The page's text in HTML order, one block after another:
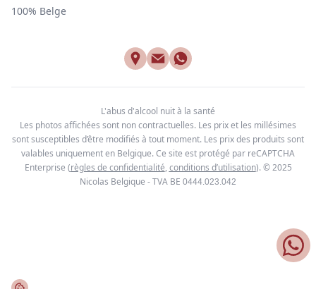
100% Belge
L'abus d'alcool nuit à la santé
Les photos affichées sont non contractuelles. Les prix et les millésimes
sont susceptibles d’être modifiés à tout moment. Les prix des produits sont
valables uniquement en Belgique. Ce site est protégé par reCAPTCHA
Enterprise (règles de confidentialité, conditions d’utilisation). © 2025
Nicolas Belgique - TVA BE 0444.023.042